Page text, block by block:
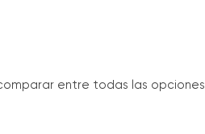
entre todas las opciones